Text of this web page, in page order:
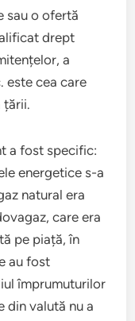
sau o ofertă
drept
a
este cea care
țării.
a fost specific:
energetice s-a
natural era
care era
pe piață, în
au fost
împrumuturilor
din valută nu a